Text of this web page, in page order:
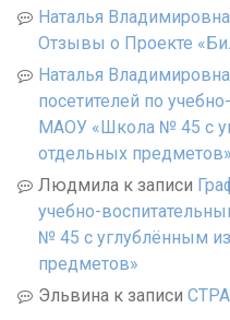
Наталья Владимировна
Отзывы о Проекте
Наталья Владимировна
посетителей по
МАОУ «Школа № 45 с
отдельных предметов»
Людмила к записи
учебно-
№ 45 с углублённым
предметов»
Эльвина к записи